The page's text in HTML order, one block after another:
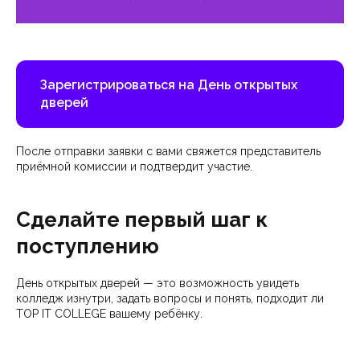
Зарегистрироваться на День открытых
дверей
После отправки заявки с вами свяжется представитель
приёмной комиссии и подтвердит участие.
Сделайте первый шаг к
поступлению
День открытых дверей — это возможность увидеть
колледж изнутри, задать вопросы и понять, подходит ли
TOP IT COLLEGE вашему ребёнку.